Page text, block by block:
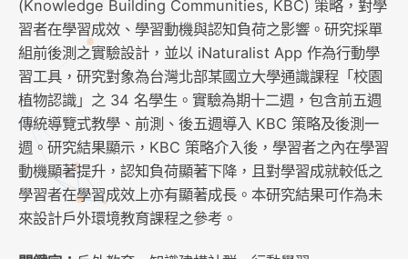
(Knowledge Building Communities, KBC) 策略，對學
習者在學習成效、學習動機與認知負荷之影響。研究採單
組前後測之實驗設計，並以 iNaturalist App 作為行動學
習工具，研究對象為台灣北部某國立大學通識課程「校園
植物認識」之 34 名學生。實驗為期十二週，包含前五週
傳統導覽式教學、前測、後五週導入 KBC 策略及後測一
週。研究結果顯示，KBC 策略介入後，學習者之內在學習
動機顯著提升，認知負荷顯著下降，且對學習成就較低之
學習者在學習成效上亦有顯著成長。本研究結果可作為未
來設計戶外環境教育課程之參考。